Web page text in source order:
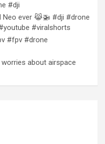
#dji
Neo ever 😹🚁 #dji #drone
#viralshorts
#fpv #drone
about airspace